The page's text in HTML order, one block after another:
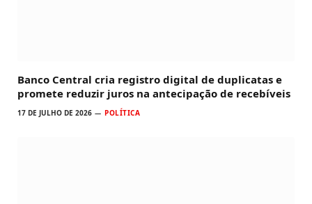
Banco Central cria registro digital de duplicatas e
promete reduzir juros na antecipação de recebíveis
17 DE JULHO DE 2026 POLÍTICA